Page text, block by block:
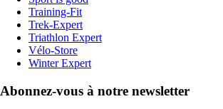
Training-Fit
Trek-Expert
Triathlon Expert
Vélo-Store
Winter Expert
Abonnez-vous à notre newsletter